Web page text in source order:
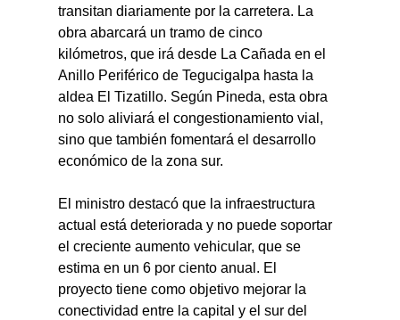
transitan diariamente por la carretera. La
obra abarcará un tramo de cinco
kilómetros, que irá desde La Cañada en el
Anillo Periférico de Tegucigalpa hasta la
aldea El Tizatillo. Según Pineda, esta obra
no solo aliviará el congestionamiento vial,
sino que también fomentará el desarrollo
económico de la zona sur.
El ministro destacó que la infraestructura
actual está deteriorada y no puede soportar
el creciente aumento vehicular, que se
estima en un 6 por ciento anual. El
proyecto tiene como objetivo mejorar la
conectividad entre la capital y el sur del